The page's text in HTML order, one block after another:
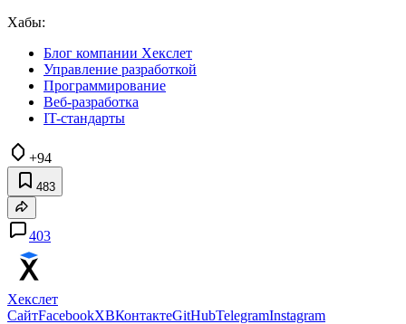
Хабы:
Блог компании Хекслет
Управление разработкой
Программирование
Веб-разработка
IT-стандарты
+94
483
403
Хекслет
СайтFacebookXВКонтактеGitHubTelegramInstagram